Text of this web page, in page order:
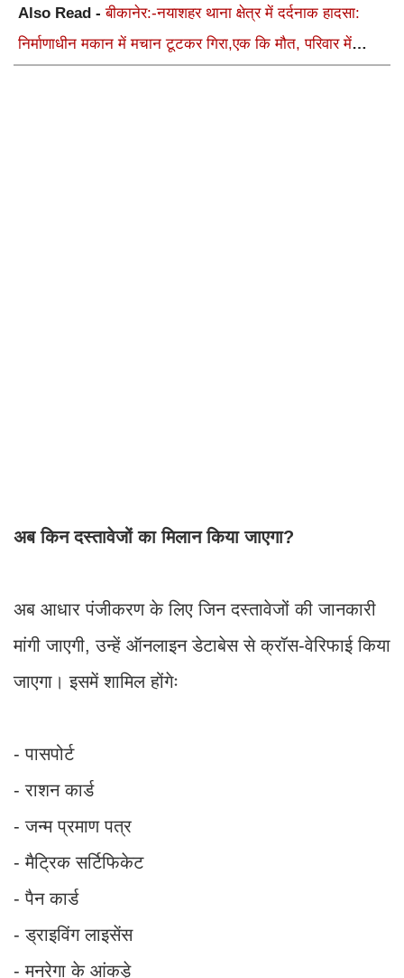
Also Read -बीकानेर:-नयाशहर थाना क्षेत्र में दर्दनाक हादसा:
निर्माणाधीन मकान में मचान टूटकर गिरा,एक कि मौत, परिवार में
अब किन दस्तावेजों का मिलान किया जाएगा?
अब आधार पंजीकरण के लिए जिन दस्तावेजों की जानकारी
मांगी जाएगी, उन्हें ऑनलाइन डेटाबेस से क्रॉस-वेरिफाई किया
जाएगा। इसमें शामिल होंगेः
- पासपोर्ट
- राशन कार्ड
- जन्म प्रमाण पत्र
- मैट्रिक सर्टिफिकेट
- पैन कार्ड
- ड्राइविंग लाइसेंस
- मनरेगा के आंकड़े